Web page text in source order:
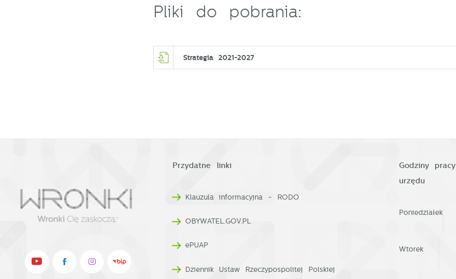
Pliki do pobrania:
Strategia 2021-2027
Przydatne linki
Klauzula informacyjna - RODO
OBYWATEL.GOV.PL
ePUAP
Dziennik Ustaw Rzeczypospolitej Polskiej
Godziny pracy
urzędu
Poniedziałek
Wtorek
wykorzystywania witryny internetowej, miejsca oraz częstotliwości, z jaką
odwiedzane są nasze serwisy www. Dane pozwalają nam na ocenę
użytkowników. Zgromadzone informacje są przetwarzane w formie
zanonimizowanej. Wyrażenie zgody na analityczne pliki cookies gwarantuje
dostępność wszystkich funkcjonalności.